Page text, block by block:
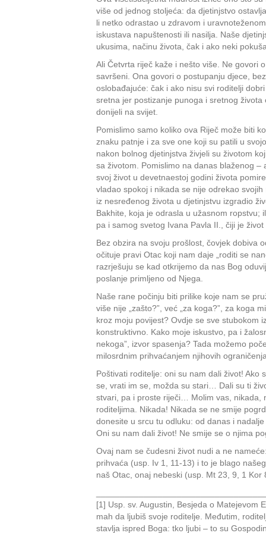
više od jednog stoljeća: da djetinjstvo
li netko odrastao u zdravom i
iskustava napuštenosti ili nasilja. Naše
ukusima, načinu života, čak i ako neki
Ali Četvrta riječ kaže i nešto više. Ne govori
savršeni. Ona govori o postupanju djece,
oslobađajuće: čak i ako nisu svi roditelji
sretna jer postizanje punoga i sretnog
donijeli na svijet.
Pomislimo samo koliko ova Riječ može biti
znaku patnje i za sve one koji su patili u
nakon bolnog djetinjstva živjeli su životom
sa životom. Pomislimo na danas blaženog
svoj život u devetnaestoj godini života
vladao spokoj i nikada se nije odrekao
iz nesređenog života u djetinjstvu izgradio
Bakhite, koja je odrasla u užasnom ropstvu;
pa i samog svetog Ivana Pavla II., čiji je
Bez obzira na svoju prošlost, čovjek dobiva
očituje pravi Otac koji nam daje „roditi se
razrješuju se kad otkrijemo da nas Bog
poslanje primljeno od Njega.
Naše rane počinju biti prilike koje nam se
više nije „zašto?”, već „za koga?”, za koga
kroz moju povijest? Ovdje se sve stubokom
konstruktivno. Kako moje iskustvo, pa i
nekoga”, izvor spasenja? Tada možemo
milosrdnim prihvaćanjem njihovih
Poštivati roditelje: oni su nam dali život! Ako
se, vrati im se, možda su stari… Dali su ti
stvari, pa i proste riječi… Molim vas, nikada,
roditeljima. Nikada! Nikada se ne smije
donesite u srcu tu odluku: od danas i
Oni su nam dali život! Ne smije se o njima
Ovaj nam se čudesni život nudi a ne
prihvaća (usp. Iv 1, 11-13) i to je blago
naš Otac, onaj nebeski (usp. Mt 23, 9, 1 Kor
[1] Usp. sv. Augustin, Besjeda o Matejevom
mah da ljubiš svoje roditelje. Međutim,
stavlja ispred Boga: tko ljubi – to su